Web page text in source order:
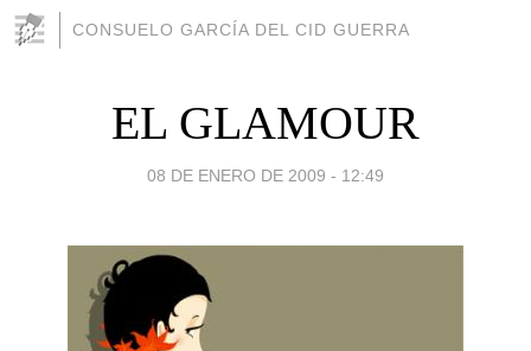
CONSUELO GARCÍA DEL CID GUERRA
EL GLAMOUR
08 DE ENERO DE 2009 - 12:49